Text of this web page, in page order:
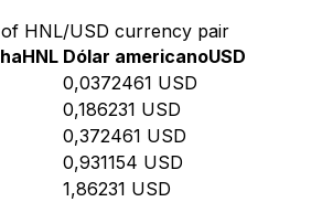
HNL/USD currency pair
HNL Dólar americanoUSD
0,0372461 USD
0,186231 USD
0,372461 USD
0,931154 USD
1,86231 USD